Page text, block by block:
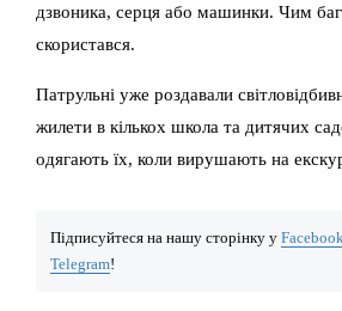
дзвоника, серця або машинки. Чим
скористався.
Патрульні уже роздавали
жилети в кількох школа та дитячих
одягають їх, коли вирушають на
Підписуйтеся на нашу сторінку у
Telegram!